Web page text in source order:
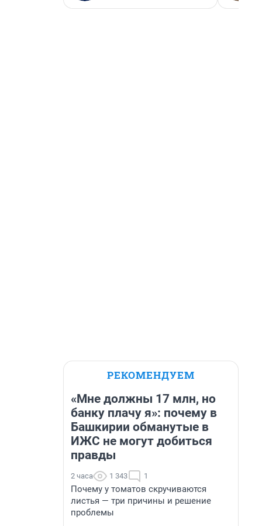
РЕКОМЕНДУЕМ
«Мне должны 17 млн, но
банку плачу я»: почему в
Башкирии обманутые в
ИЖС не могут добиться
правды
2 часа 1 343 1
Почему у томатов скручиваются
листья — три причины и решение
проблемы